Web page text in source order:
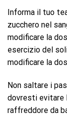
Informa il tuo
zucchero nel
modificare la
esercizio del
modificare la
Non saltare i
dovresti evitare
raffreddore da